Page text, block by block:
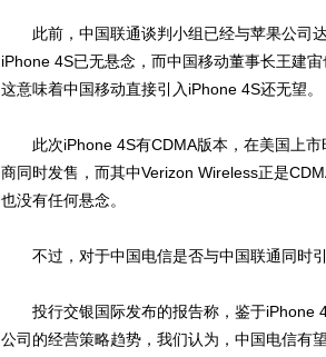
此前，中国联通谈判小组已经与苹果公司达
iPhone 4S已无悬念，而中国移动董事长王建
这意味着中国移动直接引入iPhone 4S还无望。
此次iPhone 4S有CDMA版本，在美国上市
商同时发售，而其中Verizon Wireless正是
也没有任何悬念。
不过，对于中国电信是否与中国联通同时引
投行交银国际发布的报告称，鉴于iPhone
公司的经营策略趋势，我们认为，中国电信有